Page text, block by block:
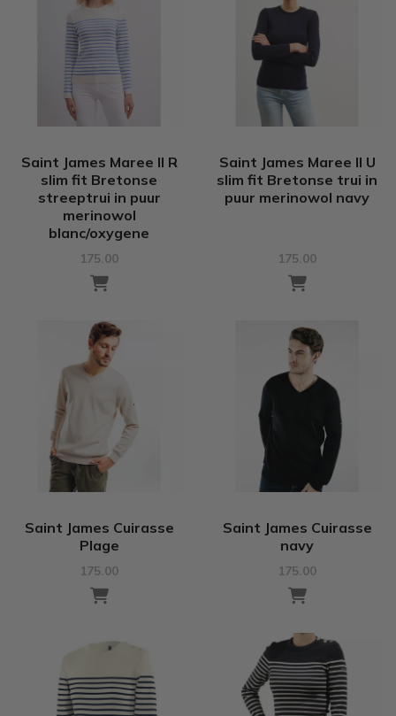
Saint James Maree II R
slim fit Bretonse
streeptrui in puur
merinowol
blanc/oxygene
175.00
Saint James Maree II U
slim fit Bretonse trui in
puur merinowol navy
175.00
Saint James Cuirasse
Plage
175.00
Saint James Cuirasse
navy
175.00